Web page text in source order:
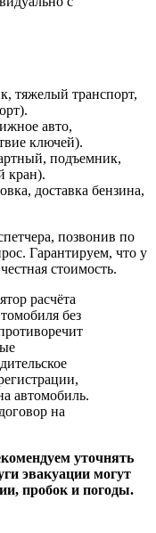
тяжелый транспорт,
авто,
ключей).
подъемник,
кран).
доставка бензина,
позвонив по
Гарантируем, что у
стоимость.
расчёта
без
автомобиль.
на
уточнять
эвакуации могут
пробок и погоды.